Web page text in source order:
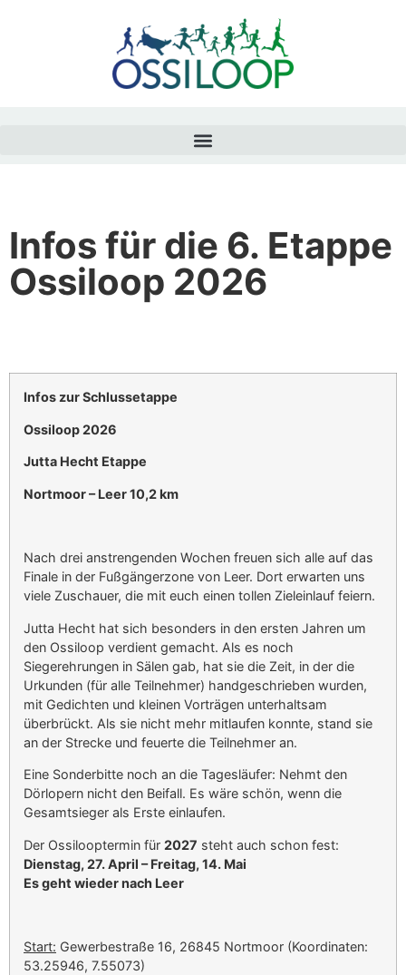
Infos für die 6. Etappe
Ossiloop 2026
Infos zur Schlussetappe
Ossiloop 2026
Jutta Hecht Etappe
Nortmoor – Leer 10,2 km
Nach drei anstrengenden Wochen freuen sich alle auf das
Finale in der Fußgängerzone von Leer. Dort erwarten uns
viele Zuschauer, die mit euch einen tollen Zieleinlauf feiern.
Jutta Hecht hat sich besonders in den ersten Jahren um
den Ossiloop verdient gemacht. Als es noch
Siegerehrungen in Sälen gab, hat sie die Zeit, in der die
Urkunden (für alle Teilnehmer) handgeschrieben wurden,
mit Gedichten und kleinen Vorträgen unterhaltsam
überbrückt. Als sie nicht mehr mitlaufen konnte, stand sie
an der Strecke und feuerte die Teilnehmer an.
Eine Sonderbitte noch an die Tagesläufer: Nehmt den
Dörlopern nicht den Beifall. Es wäre schön, wenn die
Gesamtsieger als Erste einlaufen.
Der Ossilooptermin für 2027 steht auch schon fest:
Dienstag, 27. April – Freitag, 14. Mai
Es geht wieder nach Leer
Start: Gewerbestraße 16, 26845 Nortmoor (Koordinaten:
53.25946, 7.55073)